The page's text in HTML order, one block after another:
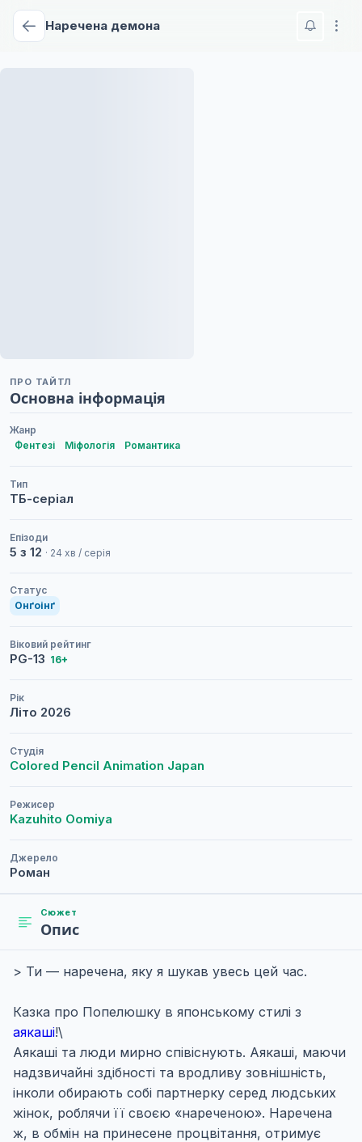
Наречена демона
ПРО ТАЙТЛ
Основна інформація
Жанр
Фентезі
Міфологія Романтика
Тип
ТБ-серіал
Епізоди
5 з 12 · 24 хв / серія
Статус
Онґоінґ
Віковий рейтинг
PG-13 16+
Рік
Літо 2026
Студія
Colored Pencil Animation Japan
Режисер
Kazuhito Oomiya
Джерело
Роман
Сюжет
Опис
> Ти — наречена, яку я шукав увесь цей час.
Казка про Попелюшку в японському стилі з
аякаші!\
Аякаші та люди мирно співіснують. Аякаші, маючи
надзвичайні здібності та вродливу зовнішність,
інколи обирають собі партнерку серед людських
жінок, роблячи її своєю «нареченою». Наречена
ж, в обмін на принесене процвітання, отримує